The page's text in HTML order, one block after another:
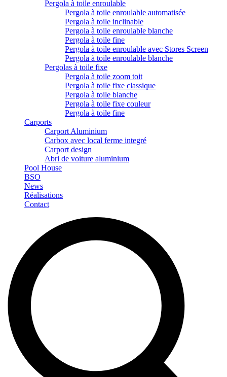
Pergola à toile enroulable
Pergola à toile enroulable automatisée
Pergola à toile inclinable
Pergola à toile enroulable blanche
Pergola à toile fine
Pergola à toile enroulable avec Stores Screen
Pergola à toile enroulable blanche
Pergolas à toile fixe
Pergola à toile zoom toit
Pergola à toile fixe classique
Pergola à toile blanche
Pergola à toile fixe couleur
Pergola à toile fine
Carports
Carport Aluminium
Carbox avec local ferme integré
Carport design
Abri de voiture aluminium
Pool House
BSO
News
Réalisations
Contact